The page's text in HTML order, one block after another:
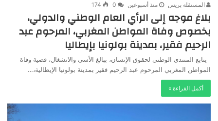
المستقلة بريس منذ أسبوعين 0
174
بلاغ موجه إلى الرأي العام الوطني والدولي،
بخصوص وفاة المواطن المغربي، المرحوم عبد
الرحيم فقير، بمدينة بولونيا بإيطاليا
يتابع المنتدى الوطني لحقوق الإنسان، ببالغ الأسى والانشغال، قضية وفاة
المواطن المغربي المرحوم عبد الرحيم فقير بمدينة بولونيا الإيطالية،…
أكمل القراءة »